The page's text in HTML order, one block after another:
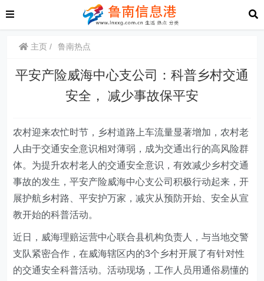
主页 鲁南热点
平安产险威海中心支公司：科普乡村交通
安全， 减少事故保平安
农村迎来农忙时节，乡村道路上车流量显著增加，农村老
人由于交通安全意识相对薄弱，成为交通出行的高风险群
体。为提升农村老人的交通安全意识，有效减少乡村交通
事故的发生，平安产险威海中心支公司积极行动起来，开
展护航乡村路、平安护万家，减灾从预防开始、安全从宣
教开始的科普活动。
近日，威海理赔运营中心联合县机构负责人，与当地交警
支队紧密合作，在威海辖区内的3个乡村开展了有针对性
的交通安全科普活动。活动现场，工作人员用通俗易懂的